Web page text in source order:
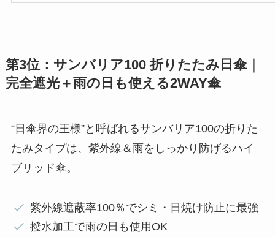
第3位：サンバリア100 折りたたみ日傘｜
完全遮光＋雨の日も使える2WAY傘
“日傘界の王様”と呼ばれるサンバリア100の折りた
たみタイプは、紫外線＆雨をしっかり防げるハイ
ブリッド傘。
紫外線遮蔽率100％でシミ・日焼け防止に最強
撥水加工で雨の日も使用OK